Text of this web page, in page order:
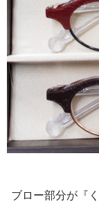
ブロー部分が『